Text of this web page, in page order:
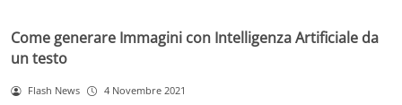
Come generare Immagini con Intelligenza Artificiale da
un testo
Flash News 4 Novembre 2021